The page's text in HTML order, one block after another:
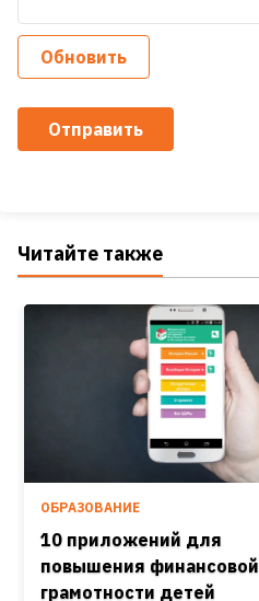
Обновить
Отправить
Читайте также
ОБРАЗОВАНИЕ
10 приложений для
повышения финансовой
грамотности детей